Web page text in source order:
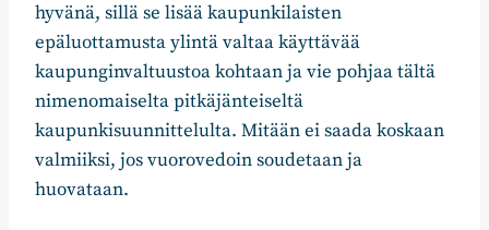
hyvänä, sillä se lisää kaupunkilaisten
epäluottamusta ylintä valtaa käyttävää
kaupunginvaltuustoa kohtaan ja vie pohjaa tältä
nimenomaiselta pitkäjänteiseltä
kaupunkisuunnittelulta. Mitään ei saada koskaan
valmiiksi, jos vuorovedoin soudetaan ja
huovataan.